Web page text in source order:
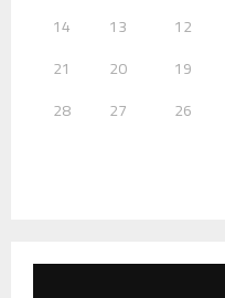
12
13
14
19
20
21
26
27
28